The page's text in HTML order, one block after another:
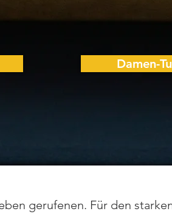
Damen-
gerufenen. Für den